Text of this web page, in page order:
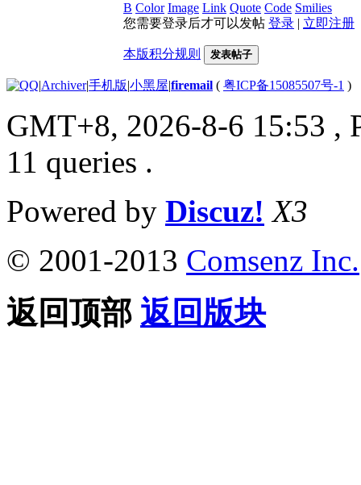
B Color Image Link Quote Code Smilies
您需要登录后才可以发帖 登录 | 立即注册
本版积分规则 发表帖子
|Archiver|手机版|小黑屋|firemail ( 粤ICP备15085507号-1 )
GMT+8, 2026-8-6 15:53 ,
11 queries .
Powered by Discuz! X3
© 2001-2013 Comsenz Inc.
返回顶部 返回版块